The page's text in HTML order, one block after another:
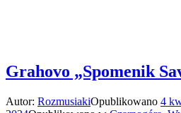
Grahovo „Spomenik
Autor: RozmusiakiOpublikowano 4